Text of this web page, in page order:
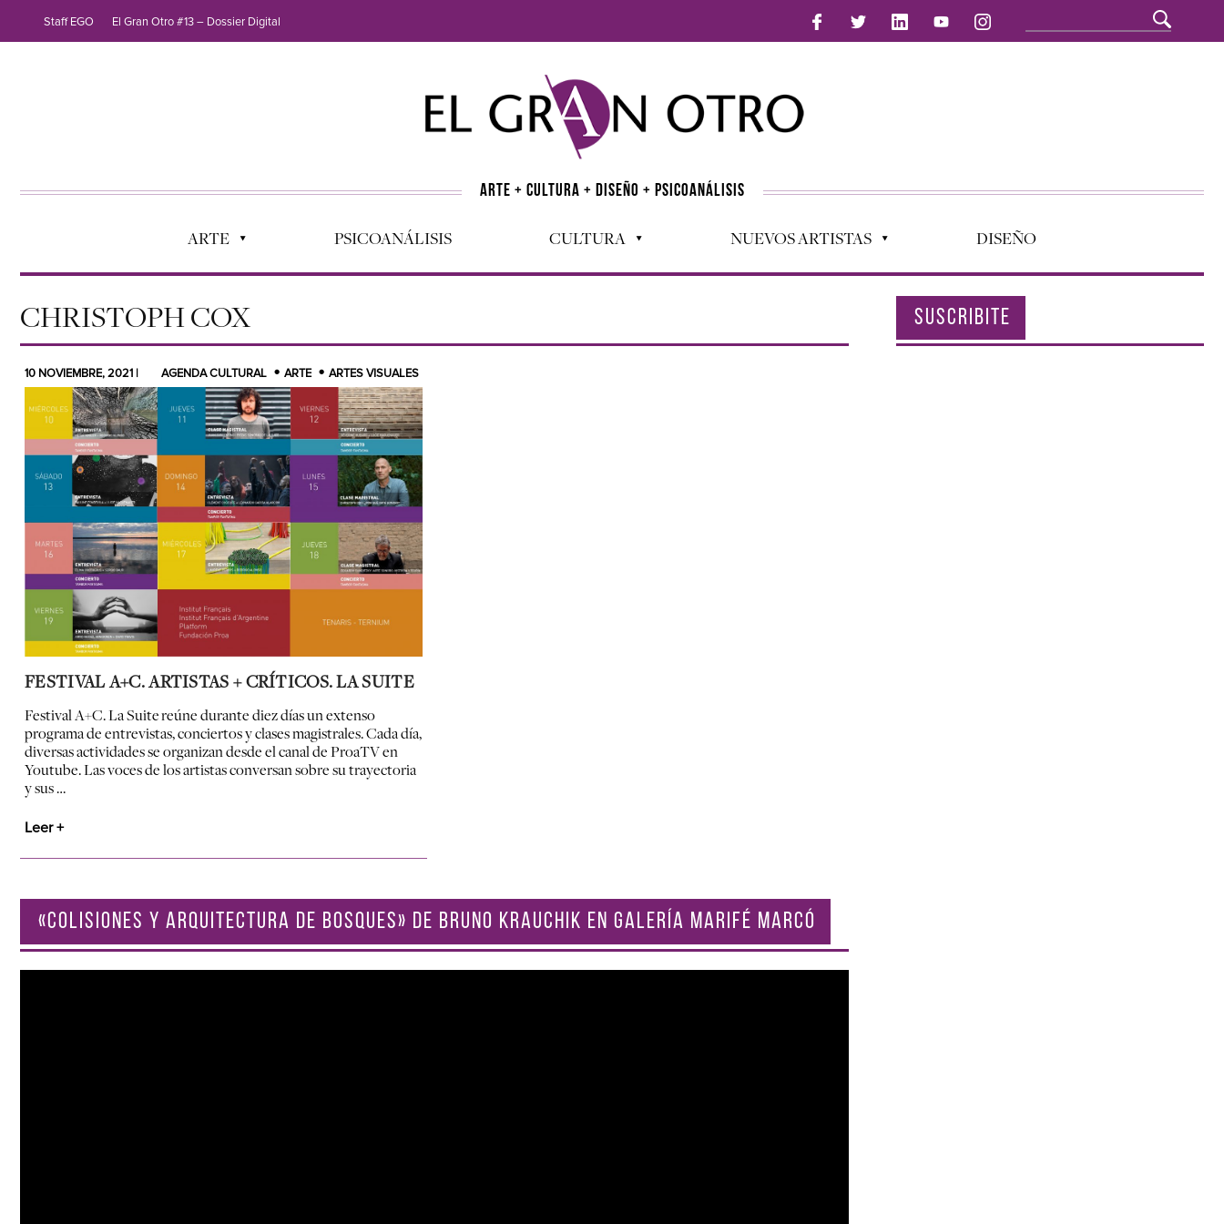
Staff EGO El Gran Otro #13 – Dossier Digital
ARTE + CULTURA + DISEÑO + PSICOANÁLISIS
ARTE PSICOANÁLISIS CULTURA NUEVOS ARTISTAS DISEÑO
CHRISTOPH COX
10 NOVIEMBRE, 2021 | AGENDA CULTURAL ARTE ARTES VISUALES
FESTIVAL A+C. ARTISTAS + CRÍTICOS. LA SUITE
Festival A+C. La Suitereúne durante diez días un extenso
programa de entrevistas, conciertos y clases magistrales. Cada día,
diversas actividades se organizan desde el canal de ProaTV en
Youtube. Las voces de los artistas conversan sobre su trayectoria
y sus …
Leer +
«COLISIONES Y ARQUITECTURA DE BOSQUES» DE BRUNO KRAUCHIK EN GALERÍA MARIFÉ MARCÓ
SUSCRIBITE